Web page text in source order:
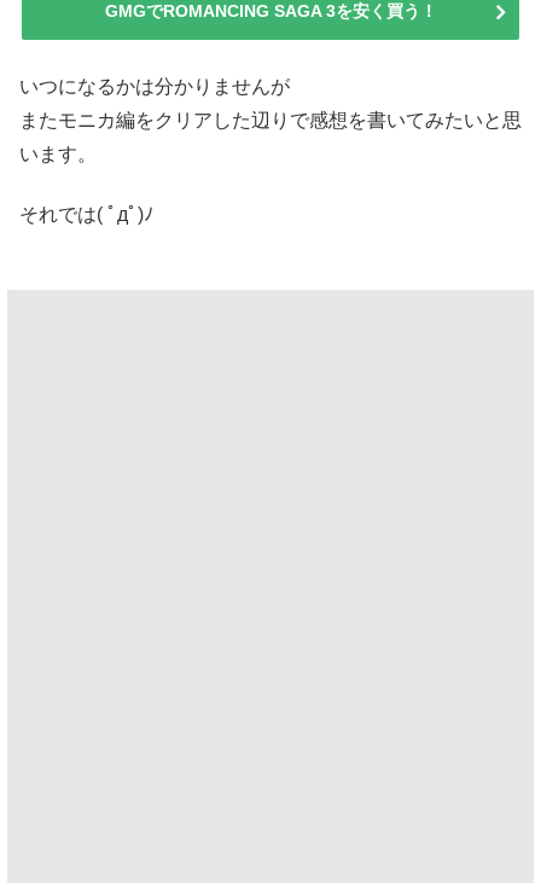
GMGでROMANCING SAGA 3を安く買う！
いつになるかは分かりませんが
またモニカ編をクリアした辺りで感想を書いてみたいと思
います。
それでは( ﾟдﾟ)ﾉ